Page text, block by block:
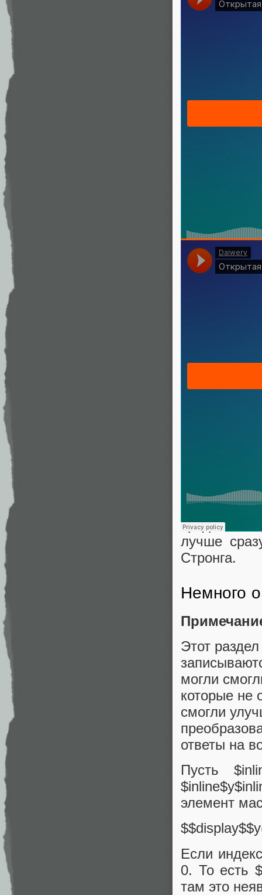
Можно
среднее
лучше
Стронга.
Немного
Этот
могли
которые не
смогли
ответы на
Пусть
элемент
Если
0. То есть
там это